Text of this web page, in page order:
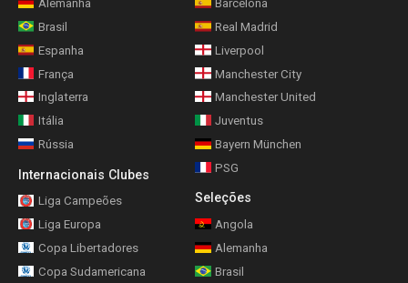
Alemanha
Brasil
Espanha
França
Inglaterra
Itália
Rússia
Internacionais Clubes
Liga Campeões
Liga Europa
Copa Libertadores
Copa Sudamericana
Barcelona
Real Madrid
Liverpool
Manchester City
Manchester United
Juventus
Bayern München
PSG
Seleções
Angola
Alemanha
Brasil